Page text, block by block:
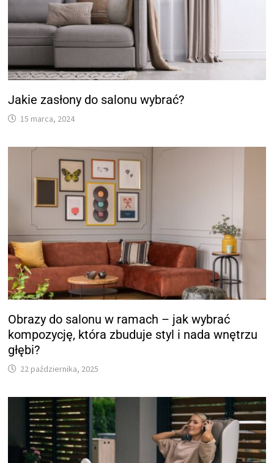
Jakie zasłony do salonu wybrać?
15 marca, 2024
Obrazy do salonu w ramach – jak wybrać
kompozycję, która zbuduje styl i nada wnętrzu
głębi?
22 października, 2025